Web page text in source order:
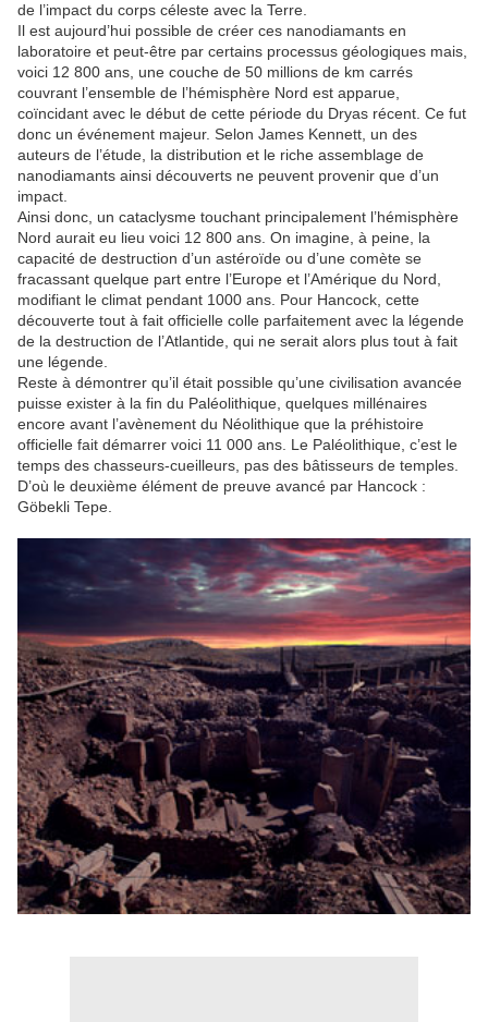
de l’impact du corps céleste avec la Terre.
Il est aujourd’hui possible de créer ces nanodiamants en
laboratoire et peut-être par certains processus géologiques mais,
voici 12 800 ans, une couche de 50 millions de km carrés
couvrant l’ensemble de l’hémisphère Nord est apparue,
coïncidant avec le début de cette période du Dryas récent. Ce fut
donc un événement majeur. Selon James Kennett, un des
auteurs de l’étude, la distribution et le riche assemblage de
nanodiamants ainsi découverts ne peuvent provenir que d’un
impact.
Ainsi donc, un cataclysme touchant principalement l’hémisphère
Nord aurait eu lieu voici 12 800 ans. On imagine, à peine, la
capacité de destruction d’un astéroïde ou d’une comète se
fracassant quelque part entre l’Europe et l’Amérique du Nord,
modifiant le climat pendant 1000 ans. Pour Hancock, cette
découverte tout à fait officielle colle parfaitement avec la légende
de la destruction de l’Atlantide, qui ne serait alors plus tout à fait
une légende.
Reste à démontrer qu’il était possible qu’une civilisation avancée
puisse exister à la fin du Paléolithique, quelques millénaires
encore avant l’avènement du Néolithique que la préhistoire
officielle fait démarrer voici 11 000 ans. Le Paléolithique, c’est le
temps des chasseurs-cueilleurs, pas des bâtisseurs de temples.
D’où le deuxième élément de preuve avancé par Hancock :
Göbekli Tepe.